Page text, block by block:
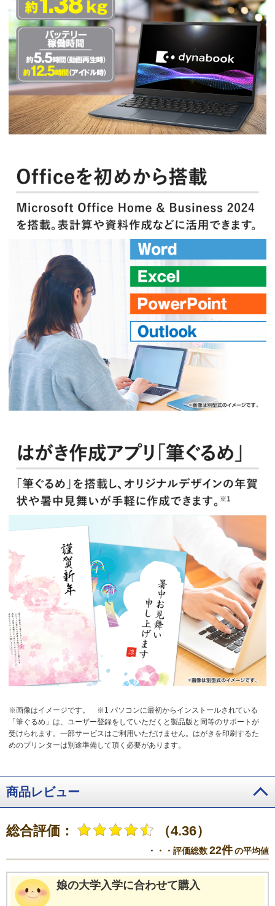
※画像はイメージです。
※1 パソコンに最初からインストールされている
「筆ぐるめ」は、ユーザー登録をしていただくと製品版と同等のサポートが
受けられます。一部サービスはご利用いただけません。はがきを印刷するた
めのプリンターは別途準備して頂く必要があります。
商品レビュー
総合評価： （4.36）
・・・評価総数22件の平均値
娘の大学入学に合わせて購入